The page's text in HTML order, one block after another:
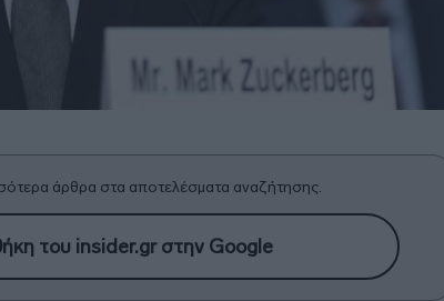
άρθρα στα αποτελέσματα αναζήτησης.
του insider.gr στην Google